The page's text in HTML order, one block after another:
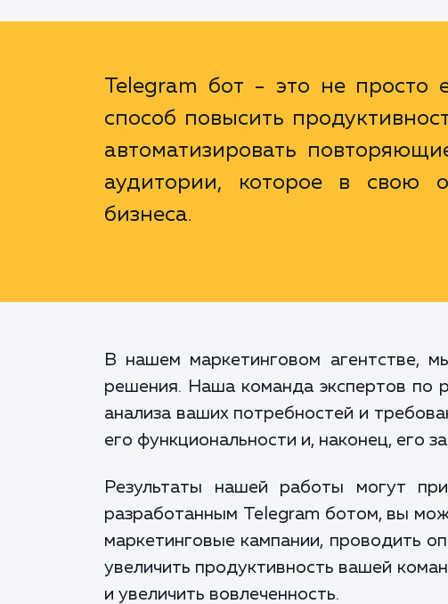
Telegram бот - это не просто
способ повысить
автоматизировать
аудитории, которое в свою
бизнеса.
В нашем маркетинговом агентстве,
решения. Наша команда экспертов по
анализа ваших потребностей и
его функциональности и, наконец, его
Результаты нашей работы могут
разработанным Telegram ботом, вы
маркетинговые кампании, проводить
увеличить продуктивность вашей
и увеличить вовлеченность.